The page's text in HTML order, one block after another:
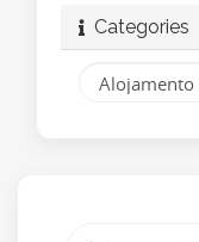
Categories